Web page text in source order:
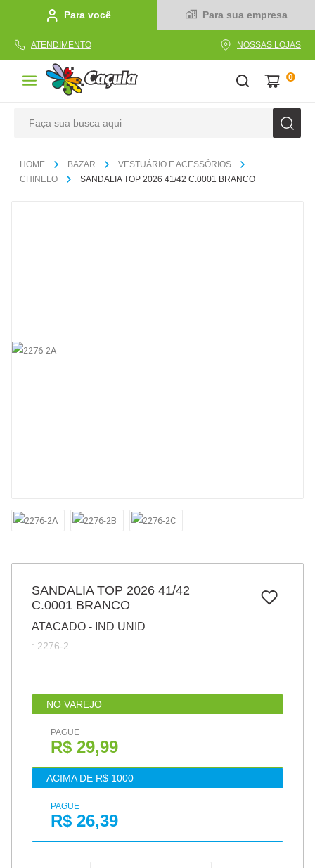
Para você Para sua empresa
ATENDIMENTO NOSSAS LOJAS
0
BAZAR
VESTUÁRIO E ACESSÓRIOS
CHINELO
SANDALIA TOP 2026 41/42 C.0001 BRANCO
SANDALIA TOP 2026 41/42
C.0001 BRANCO
ATACADO - IND UNID
: 2276-2
NO VAREJO
PAGUE
R$ 29,99
ACIMA DE R$ 1000
PAGUE
R$ 26,39
1º caderno
8º cola